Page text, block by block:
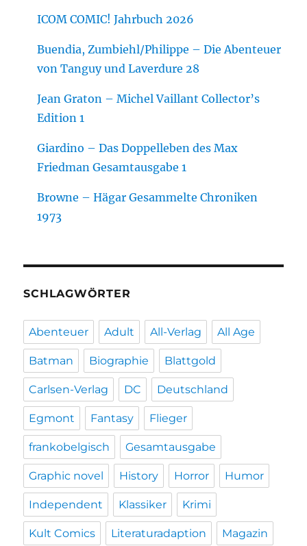
ICOM COMIC! Jahrbuch 2026
Buendia, Zumbiehl/Philippe – Die Abenteuer
von Tanguy und Laverdure 28
Jean Graton – Michel Vaillant Collector’s
Edition 1
Giardino – Das Doppelleben des Max
Friedman Gesamtausgabe 1
Browne – Hägar Gesammelte Chroniken
1973
SCHLAGWÖRTER
Abenteuer Adult All-Verlag All Age
Batman Biographie Blattgold
Carlsen-Verlag DC Deutschland
Egmont Fantasy Flieger
frankobelgisch Gesamtausgabe
Graphic novel History Horror Humor
Independent Klassiker Krimi
Kult Comics Literaturadaption Magazin